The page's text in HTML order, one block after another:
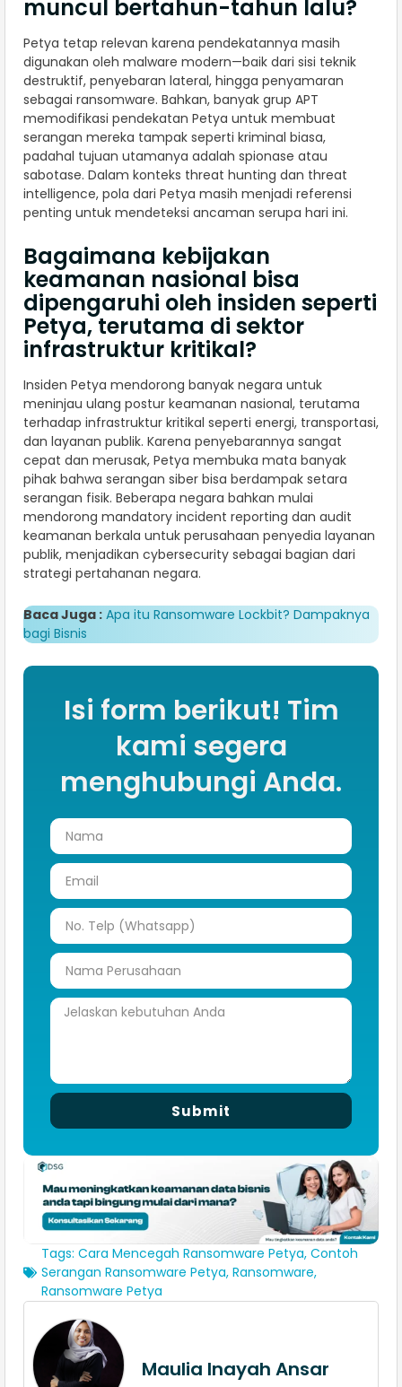
muncul bertahun-tahun lalu?
Petya tetap relevan karena pendekatannya masih
digunakan oleh malware modern—baik dari sisi teknik
destruktif, penyebaran lateral, hingga penyamaran
sebagai ransomware. Bahkan, banyak grup APT
memodifikasi pendekatan Petya untuk membuat
serangan mereka tampak seperti kriminal biasa,
padahal tujuan utamanya adalah spionase atau
sabotase. Dalam konteks threat hunting dan threat
intelligence, pola dari Petya masih menjadi referensi
penting untuk mendeteksi ancaman serupa hari ini.
Bagaimana kebijakan
keamanan nasional bisa
dipengaruhi oleh insiden seperti
Petya, terutama di sektor
infrastruktur kritikal?
Insiden Petya mendorong banyak negara untuk
meninjau ulang postur keamanan nasional, terutama
terhadap infrastruktur kritikal seperti energi, transportasi,
dan layanan publik. Karena penyebarannya sangat
cepat dan merusak, Petya membuka mata banyak
pihak bahwa serangan siber bisa berdampak setara
serangan fisik. Beberapa negara bahkan mulai
mendorong mandatory incident reporting dan audit
keamanan berkala untuk perusahaan penyedia layanan
publik, menjadikan cybersecurity sebagai bagian dari
strategi pertahanan negara.
Baca Juga : Apa itu Ransomware Lockbit? Dampaknya
bagi Bisnis
Isi form berikut! Tim
kami segera
menghubungi Anda.
Submit
Tags: Cara Mencegah Ransomware Petya, Contoh
Serangan Ransomware Petya, Ransomware,
Ransomware Petya
Maulia Inayah Ansar